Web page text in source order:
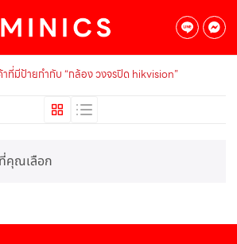
ที่มีป้ายกำกับ “กล้อง วงจรปิด hikvision”
คุณเลือก